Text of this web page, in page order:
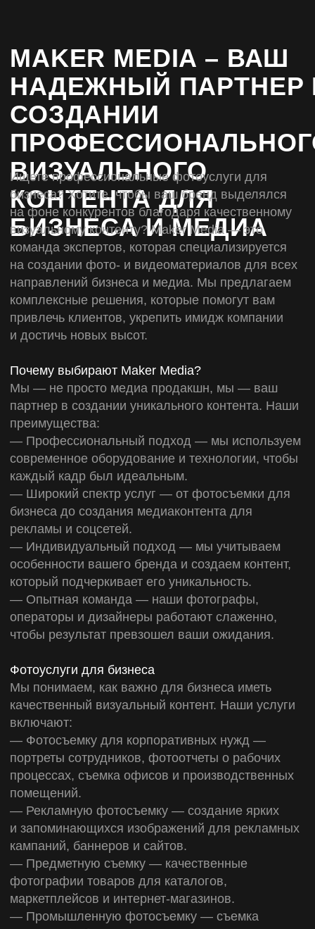
Наш промышленный и индустриальный
фотограф в Краснодаре работает
с использованием профессионального
оборудования, что позволяет запечатлеть даже
самые сложные объекты в лучшем свете.
Фотосъемка для бизнеса и корпоративных нужд
Мы предлагаем широкий спектр услуг для
— Профессиональный фотограф для
корпоративных съемок — создание портретов
сотрудников, фотоотчетов о рабочих процессах
и корпоративных мероприятий.
— Рекламная фотосъемка — разработка
визуального контента для рекламных кампаний,
буклетов и сайтов.
— Фотосъемка для маркетплейсов —
качественные изображения товаров, которые
помогут увеличить продажи на платформах.
Фотосъемка мероприятий и событий
Наш опытный фотограф на мероприятие
в Краснодаре поможет сохранить важные
моменты вашего события. Мы предлагаем:
динамичные и живые кадры, которые передают
атмосферу события.
— Фотосъемку Event мероприятий —
от корпоративов до конференций, мы создаем
фотоотчеты, которые впечатляют.
— Видеосъемку деловых мероприятий —
дополнительно к фото мы предлагаем
профессиональную видеосъемку для создания
полноценного контента.
Предметная съемка для маркетплейсов
и рекламы
Если вам нужна предметная съемка для
маркетплейсов, мы поможем создать
привлекательные изображения ваших товаров.
Наши услуги включают:
— Съемку товаров для каталогов и интернет-
магазинов.
— Обработку фотографий для достижения
— Создание контента, который увеличивает
конверсию и привлекает клиентов.
— Профессиональный подход к каждому
проекту.
— Использование современного оборудования
и технологий.
— Индивидуальный подход к клиентам.
— Работаем в Краснодаре и области, готовы
к выезду на объекты.
Заказать фотосъемку для предприятия или
мероприятия
Если вам нужна фотосъемка предприятия,
промышленных объектов или мероприятий,
свяжитесь с нами уже сегодня. Мы поможем
создать визуальный контент, который подчеркнет
уникальность вашего бизнеса и привлечет новых
клиентов.
Неважно, нужна ли вам фотосъемка завода
и продукции или рекламная фотосъемка для
маркетплейсов — мы готовы предложить
решения, которые соответствуют вашим задачам